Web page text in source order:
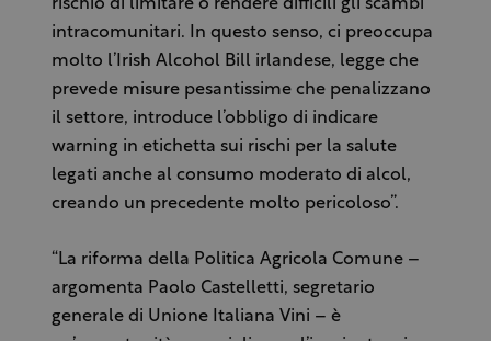
rischio di limitare o rendere difficili gli scambi
intracomunitari. In questo senso, ci preoccupa
molto l’Irish Alcohol Bill irlandese, legge che
prevede misure pesantissime che penalizzano
il settore, introduce l’obbligo di indicare
warning in etichetta sui rischi per la salute
legati anche al consumo moderato di alcol,
creando un precedente molto pericoloso”.
“La riforma della Politica Agricola Comune –
argomenta Paolo Castelletti, segretario
generale di Unione Italiana Vini – è